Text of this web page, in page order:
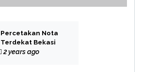
Percetakan Nota
Terdekat Bekasi
2 years ago